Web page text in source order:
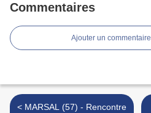
Commentaires
Ajouter un commentaire
< MARSAL (57) - Rencontre